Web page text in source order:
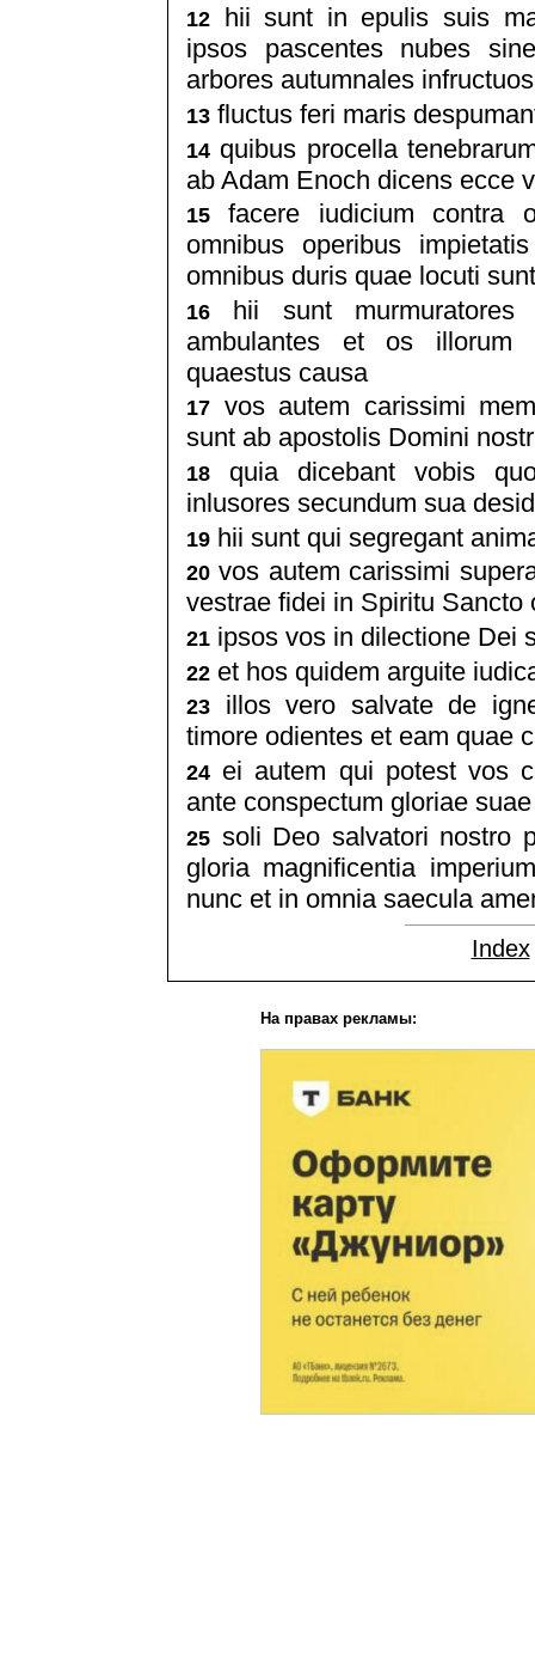
12
hii sunt in epulis suis
ipsos pascentes nubes
arbores autumnales
13 fluctus feri maris
14 quibus procella
ab Adam Enoch dicens ecce
15
facere iudicium contra
omnibus operibus
omnibus duris quae locuti
16
hii sunt murmuratores
ambulantes et os illorum
quaestus causa
17 vos autem carissimi
sunt ab apostolis Domini
18
quia dicebant vobis
inlusores secundum sua
19 hii sunt qui segregant
20 vos autem carissimi
vestrae fidei in Spiritu Sancto
21 ipsos vos in dilectione Dei
22 et hos quidem arguite
23
illos vero salvate de
timore odientes et eam quae
24 ei autem qui potest vos
ante conspectum gloriae
25 soli Deo salvatori nostro
gloria magnificentia
nunc et in omnia saecula
Index
На правах рекламы: